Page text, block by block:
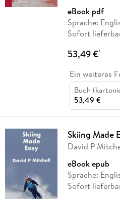
eBook pdf
Sprache:
Sofort
53,49 €*
Ein weiteres
Buch
53,49 €
Skiing Made
David P
eBook epub
Sprache:
Sofort